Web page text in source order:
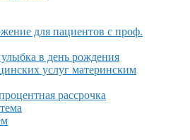
для пациентов с проф.
в день рождения
услуг материнским
рассрочка